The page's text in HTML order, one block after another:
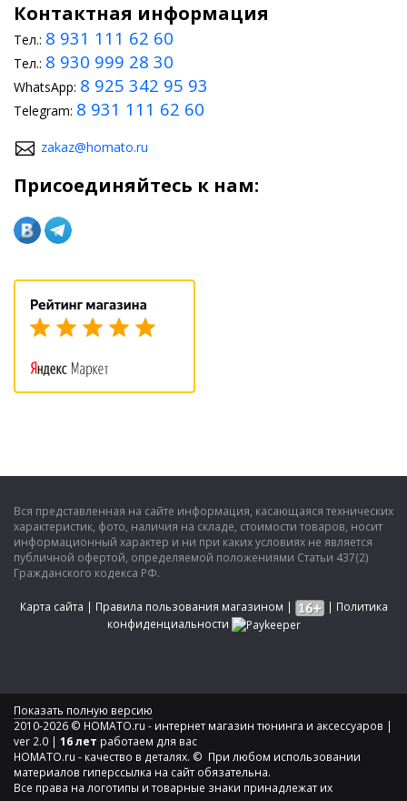
Контактная информация
Тел.: 8 931 111 62 60
Тел.: 8 930 999 28 30
WhatsApp: 8 925 342 95 93
Telegram: 8 931 111 62 60
zakaz@homato.ru
Присоединяйтесь к нам:
Вся представленная на сайте информация, касающаяся технических
характеристик, фото, наличия на складе, стоимости товаров, носит
информационный характер и ни при каких условиях не является
публичной офертой, определяемой положениями Статьи 437(2)
Гражданского кодекса РФ.
Карта сайта | Правила пользования магазином | | Политика
конфиденциальности
Показать полную версию
2010-2026 © HOMATO.ru - интернет магазин тюнинга и аксессуаров |
ver 2.0 | 16 лет работаем для вас
HOMATO.ru - качество в деталях. © При любом использовании
материалов гиперссылка на сайт обязательна.
Все права на логотипы и товарные знаки принадлежат их